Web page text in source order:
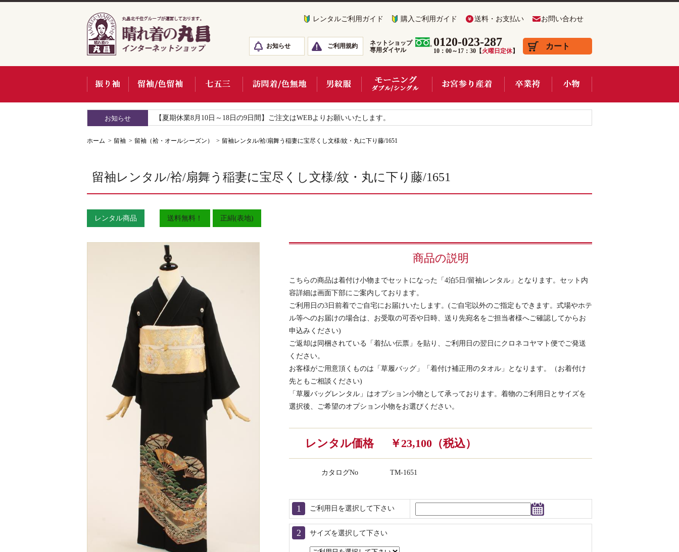
レンタルご利用ガイド 購入ご利用ガイド 送料・お支払い お問い合わせ
お知らせ ご利用規約
ネットショップ
専用ダイヤル
0120-023-287
10：00～17：30【火曜日定休】
カート
お知らせ 【夏期休業8月10日～18日の9日間】ご注文はWEBよりお願いいたします。
ホーム 留袖 留袖（袷・オールシーズン） 留袖レンタル/袷/扇舞う稲妻に宝尽くし文様/紋・丸に下り藤/1651
留袖レンタル/袷/扇舞う稲妻に宝尽くし文様/紋・丸に下り藤/1651
レンタル商品 送料無料！ 正絹(表地)
商品の説明
こちらの商品は着付け小物までセットになった「4泊5日/留袖レンタル」となります。セット内
容詳細は画面下部にご案内しております。
ご利用日の3日前着でご自宅にお届けいたします。(ご自宅以外のご指定もできます。式場やホテ
ル等へのお届けの場合は、お受取の可否や日時、送り先宛名をご担当者様へご確認してからお
申込みください)
ご返却は同梱されている「着払い伝票」を貼り、ご利用日の翌日にクロネコヤマト便でご発送
ください。
お客様がご用意頂くものは「草履バッグ」「着付け補正用のタオル」となります。（お着付け
先ともご相談ください)
「草履バッグレンタル」はオプション小物として承っております。着物のご利用日とサイズを
選択後、ご希望のオプション小物をお選びください。
レンタル価格 ￥23,100（税込）
カタログNo TM-1651
ご利用日を選択して下さい
サイズを選択して下さい